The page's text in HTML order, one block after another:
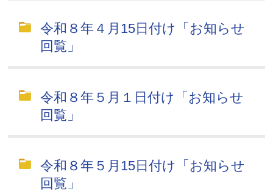
令和８年４月15日付け「お知らせ
回覧」
令和８年５月１日付け「お知らせ
回覧」
令和８年５月15日付け「お知らせ
回覧」